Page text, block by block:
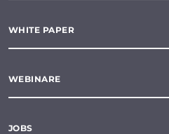
WHITE PAPER
WEBINARE
JOBS